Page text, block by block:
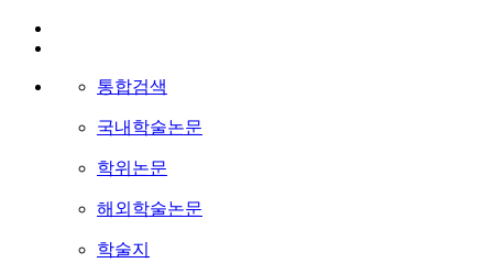
통합검색
국내학술논문
학위논문
해외학술논문
학술지